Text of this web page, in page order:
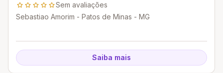
Sem avaliações
Sebastiao Amorim - Patos de Minas - MG
Saiba mais